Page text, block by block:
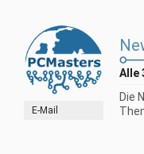
E-Mail
Alle
Die